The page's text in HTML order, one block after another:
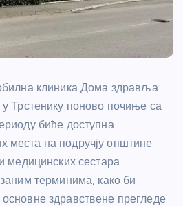
клиникаДома здравља
Трстенику поново почиње са
биће доступна
на подручју општине
медицинских сестара
терминима, како би
здравствене прегледе